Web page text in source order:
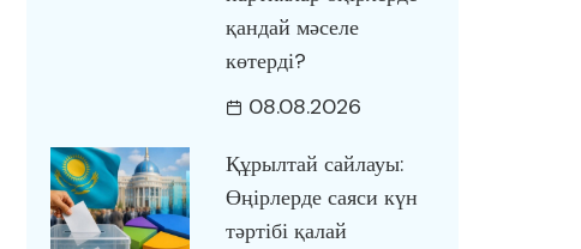
қандай мәселе
көтерді?
08.08.2026
Құрылтай сайлауы:
Өңірлерде саяси күн
тәртібі қалай